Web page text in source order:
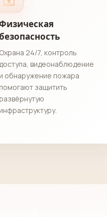
Охрана 24/7, контроль
доступа, видеонаблюдение
и обнаружение пожара
помогают защитить
инфраструктуру.